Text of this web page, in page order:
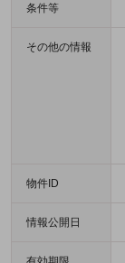
条件等
その他の情報
物件ID
情報公開日